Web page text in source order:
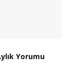
Yorumu